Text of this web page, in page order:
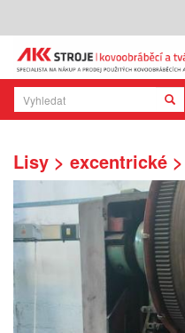
Lisy > excentrické